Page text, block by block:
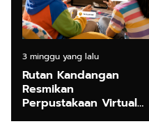
3 minggu yang lalu
Rutan Kandangan
Resmikan
Perpustakaan Virtual
"Kanda Kinda", Dorong